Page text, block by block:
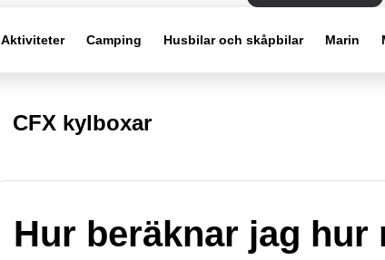
Aktiviteter Camping Husbilar och skåpbilar Marin
CFX kylboxar
Hur beräknar jag hur